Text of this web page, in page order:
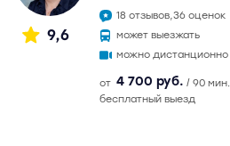
9,6
18 отзывов,36 оценок
может выезжать
можно дистанционно
от 4 700 руб. / 90 мин.
бесплатный выезд